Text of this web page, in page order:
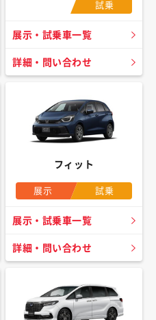
試乗
展示・試乗車一覧
詳細・問い合わせ
フィット
展示 試乗
展示・試乗車一覧
詳細・問い合わせ